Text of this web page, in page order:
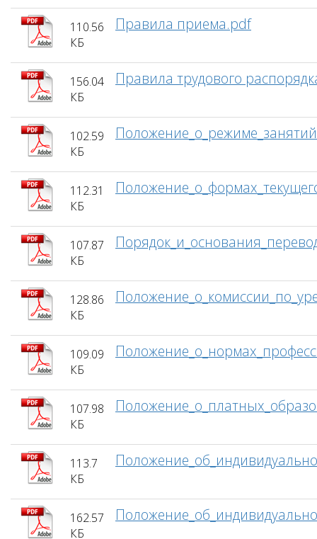
110.56
КБ
Правила приема.pdf
156.04
КБ
Правила трудового
102.59
КБ
112.31
КБ
107.87
КБ
128.86
КБ
109.09
КБ
107.98
КБ
113.7
КБ
162.57
КБ